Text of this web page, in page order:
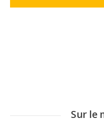
Sur le